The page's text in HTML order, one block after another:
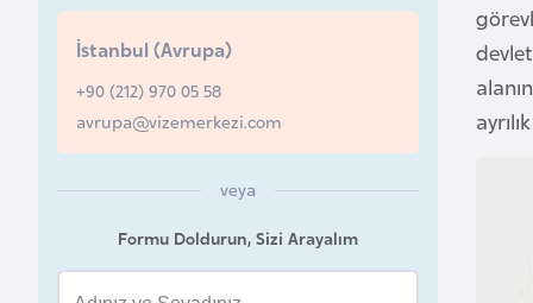
İstanbul (Avrupa)
+90 (212) 970 05 58
avrupa@vizemerkezi.com
veya
Formu Doldurun, Sizi Arayalım
a
n
g
l
e
ş